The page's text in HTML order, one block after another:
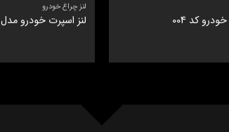
کد 004
لنز چراغ خودرو
لنز اسپرت خودرو مدل 104 برند لنزو